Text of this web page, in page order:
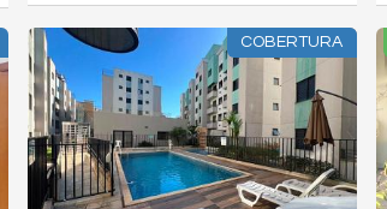
COBERTURA